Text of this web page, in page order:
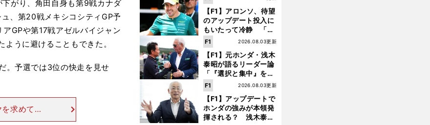
がり、角田自身も第9戦カナダ
、第20戦メキシコシティGP予
GPや第17戦アゼルバイジャン
うに避けることもできた。
。予選では3位の快走を見せ
求めてピ
ば、優勝争
ース」に戻ってきた
【F1】アロンソ、待望
のアップデート投入に
もいたって冷静 「ハ
ンガリーGPが僕らに
優しいサーキットであ
ることを願う」
【F1】元ホンダ・浅木
泰昭が語るリーダー論
「『選択と集中』をし
なければ、部下の心は
どんどん離れていく」
2026.08.03更新
F1
【F1】アップデートで
ホンダの強みが本領発
揮される？ 浅木泰昭
2026.08.03更新
F1